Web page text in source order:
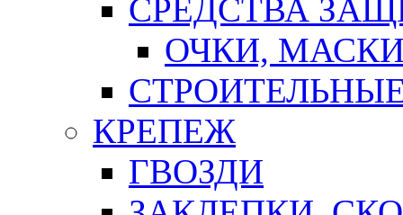
СРЕДСТВА
ОЧКИ,
КРЕПЕЖ
ГВОЗДИ